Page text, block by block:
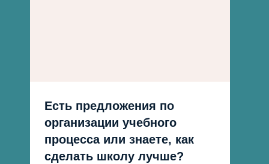
Есть предложения по
организации учебного
процесса или знаете, как
сделать школу лучше?